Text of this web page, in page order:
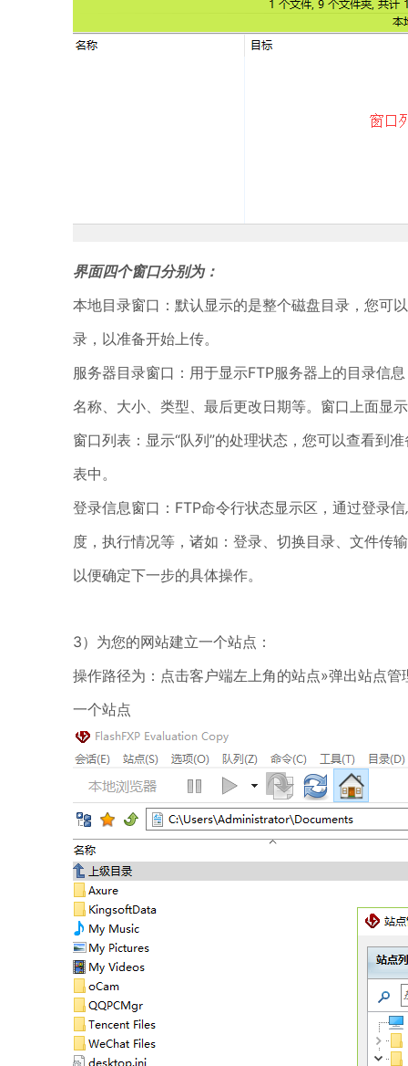
界面四个窗口分别为：
本地目录窗口：默认显示的是整个磁盘目录，您可
录，以准备开始上传。
服务器目录窗口：用于显示FTP服务器上的目录信
名称、大小、类型、最后更改日期等。窗口上面显
窗口列表：显示“队列”的处理状态，您可以查看到
表中。
登录信息窗口：FTP命令行状态显示区，通过登录
度，执行情况等，诸如：登录、切换目录、文件传
以便确定下一步的具体操作。
3）为您的网站建立一个站点：
操作路径为：点击客户端左上角的站点»弹出站点
一个站点